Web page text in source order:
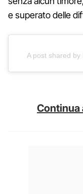
e superato delle
A post shared
Continua